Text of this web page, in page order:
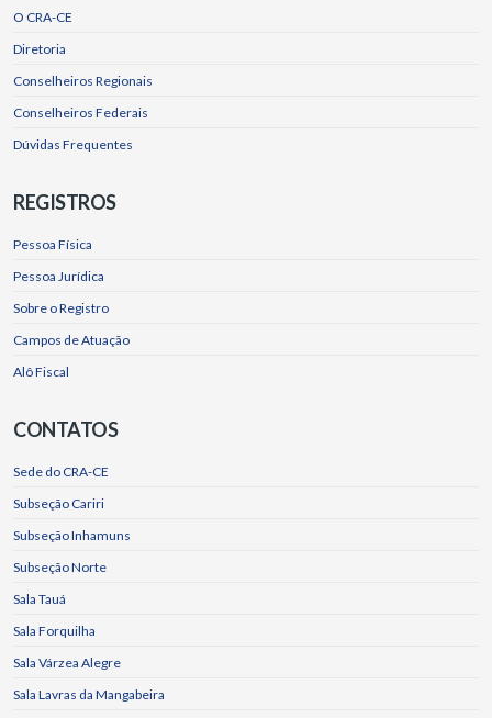
O CRA-CE
Diretoria
Conselheiros Regionais
Conselheiros Federais
Dúvidas Frequentes
REGISTROS
Pessoa Física
Pessoa Jurídica
Sobre o Registro
Campos de Atuação
Alô Fiscal
CONTATOS
Sede do CRA-CE
Subseção Cariri
Subseção Inhamuns
Subseção Norte
Sala Tauá
Sala Forquilha
Sala Várzea Alegre
Sala Lavras da Mangabeira